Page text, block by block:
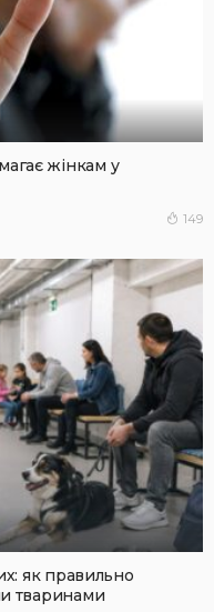
жінкам у
149
як правильно
тваринами